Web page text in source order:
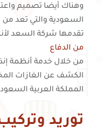
وهناك أيضا تصميم
السعودية والتي تعد
تقدمها شركة السعد
من الدفاع
من خلال خدمة أنظمة
الكشف عن الغازات
المملكة العربية
توريد